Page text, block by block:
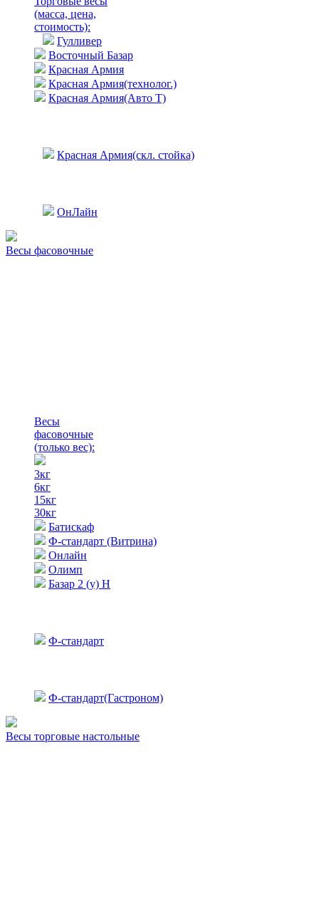
(масса, цена,
стоимость):
Гулливер
Восточный Базар
Красная Армия
Красная Армия(технолог.)
Красная Армия(Авто Т)
Красная Армия(скл. стойка)
ОнЛайн
Весы фасовочные
Весы
фасовочные
(только вес):
3кг
6кг
15кг
30кг
Батискаф
Ф-стандарт (Витрина)
Онлайн
Олимп
Базар 2 (у) Н
Ф-стандарт
Ф-стандарт(Гастроном)
Весы торговые настольные